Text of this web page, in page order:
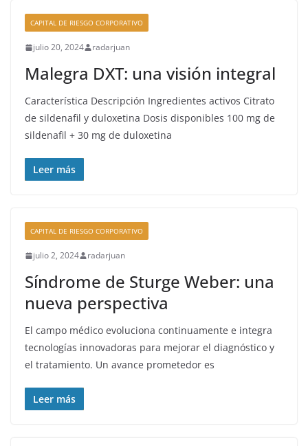
CAPITAL DE RIESGO CORPORATIVO
julio 20, 2024 radarjuan
Malegra DXT: una visión integral
Característica Descripción Ingredientes activos Citrato
de sildenafil y duloxetina Dosis disponibles 100 mg de
sildenafil + 30 mg de duloxetina
Leer más
CAPITAL DE RIESGO CORPORATIVO
julio 2, 2024 radarjuan
Síndrome de Sturge Weber: una
nueva perspectiva
El campo médico evoluciona continuamente e integra
tecnologías innovadoras para mejorar el diagnóstico y
el tratamiento. Un avance prometedor es
Leer más